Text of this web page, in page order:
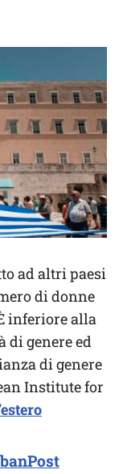
ad altri paesi
di donne
inferiore alla
di genere ed
di genere
Institute for